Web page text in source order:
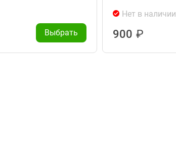
Выбрать
Нет в наличии
900 ₽